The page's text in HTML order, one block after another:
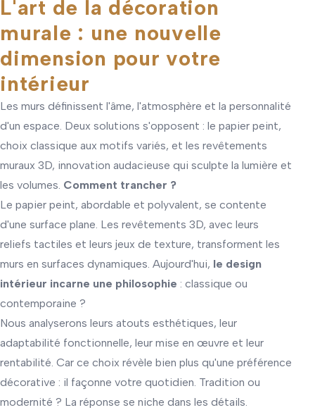
L'art de la décoration
murale : une nouvelle
dimension pour votre
intérieur
Les murs définissent l'âme, l'atmosphère et la personnalité
d'un espace. Deux solutions s'opposent : le papier peint,
choix classique aux motifs variés, et les revêtements
muraux 3D, innovation audacieuse qui sculpte la lumière et
les volumes. Comment trancher ?
Le papier peint, abordable et polyvalent, se contente
d'une surface plane. Les revêtements 3D, avec leurs
reliefs tactiles et leurs jeux de texture, transforment les
murs en surfaces dynamiques. Aujourd'hui, le design
intérieur incarne une philosophie : classique ou
contemporaine ?
Nous analyserons leurs atouts esthétiques, leur
adaptabilité fonctionnelle, leur mise en œuvre et leur
rentabilité. Car ce choix révèle bien plus qu'une préférence
décorative : il façonne votre quotidien. Tradition ou
modernité ? La réponse se niche dans les détails.